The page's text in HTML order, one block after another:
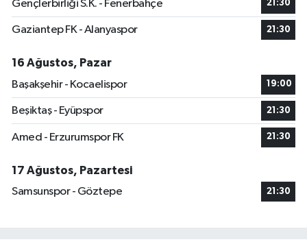
Gençlerbirliği S.K. - Fenerbahçe 21:30
Gaziantep FK - Alanyaspor 21:30
16 Ağustos, Pazar
Başakşehir - Kocaelispor
19:00
Beşiktaş - Eyüpspor 21:30
Amed - Erzurumspor FK 21:30
17 Ağustos, Pazartesi
Samsunspor - Göztepe
21:30